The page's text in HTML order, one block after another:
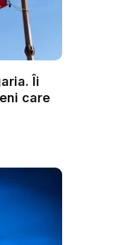
Îi
care